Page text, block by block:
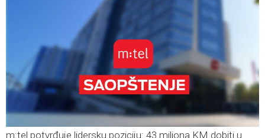
m:tel potvrđuje lidersku poziciju: 43 miliona KM dobiti u